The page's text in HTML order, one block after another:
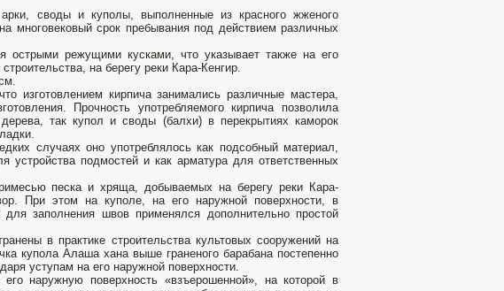
своды и куполы, выполненные из красного жженого
многовековый срок пребывания под действием различных
острыми режущими кусками, что указывает также на его
на берегу реки Кара-Кенгир.
изготовлением кирпича занимались различные мастера,
Прочность употребляемого кирпича позволила
так купол и своды (балхи) в перекрытиях каморок
случаях оно употреблялось как подсобный материал,
подмостей и как арматура для ответственных
песка и хряща, добываемых на берегу реки Кара-
При этом на куполе, на его наружной поверхности, в
заполнения швов применялся дополнительно простой
в практике строительства культовых сооружений на
купола Алаша хана выше граненого барабана постепенно
уступам на его наружной поверхности.
наружную поверхность «взъерошенной», на которой в